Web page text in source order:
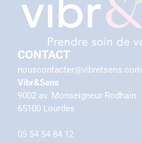
CONTACT
nouscontacter@vibretsens.com
Vibr&Sens
9002 av. Monseigneur Rodhain
65100 Lourdes
05 54 54 84 12